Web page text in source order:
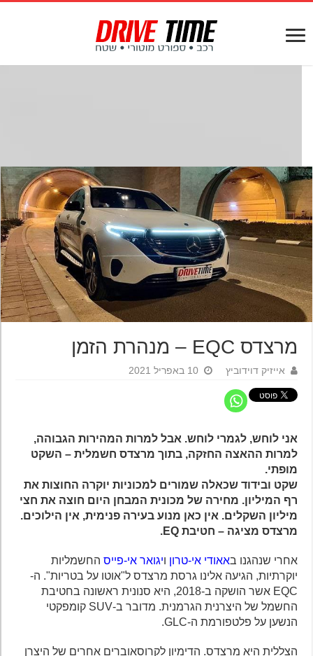
מרצדס EQC – מנהרת הזמן
אייזיק דוידוביץ 10 באפריל 2021
אני לוחש, לגמרי לוחש. אבל למרות המהירות הגבוהה,
למרות ההאצה החזקה, בתוך מרצדס חשמלית – השקט
מופתי.
שקט ובידוד שכאלה שמורים למכוניות יוקרה החוצות את
רף המיליון. מחירה של מכונית המבחן היום חוצה את חצי
מיליון השקלים. אין כאן מנוע בעירה פנימית, אין הילוכים.
מרצדס מציגה – חטיבת EQ.
אחרי שנהגנו באאודי אי-טרוןויגואר אי-פייסהחשמליות
יוקרתיות, הגיעה אלינו גרסת מרצדס ל"אוטו על בטריות". ה-
EQC אשר הושקה ב-2018, היא סנונית ראשונה בחטיבת
החשמל של היצרנית הגרמנית. מדובר ב-SUV קומפקטי
הנשען על פלטפורמת ה-GLC.
הצללית היא מרצדס. הדימיון לקרוסאוברים אחרים של היצרן